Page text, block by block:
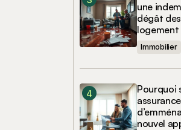
une
dégât
Immobilier
Pourquoi
nouvel